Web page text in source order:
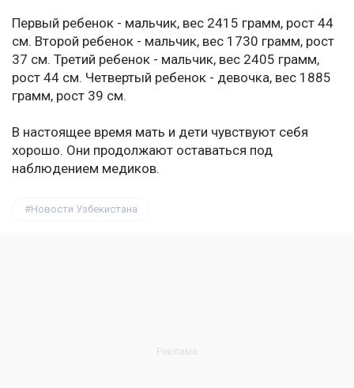
Первый ребенок - мальчик, вес 2415 грамм, рост 44
см. Второй ребенок - мальчик, вес 1730 грамм, рост
37 см. Третий ребенок - мальчик, вес 2405 грамм,
рост 44 см. Четвертый ребенок - девочка, вес 1885
грамм, рост 39 см.
В настоящее время мать и дети чувствуют себя
хорошо. Они продолжают оставаться под
наблюдением медиков.
Новости Узбекистана